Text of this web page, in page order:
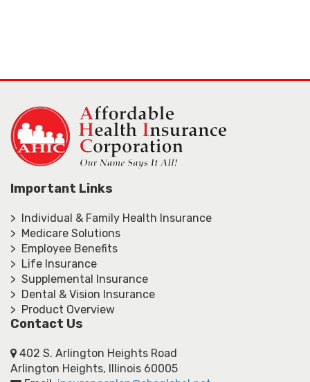
Important Links
> Individual & Family Health Insurance
> Medicare Solutions
> Employee Benefits
> Life Insurance
> Supplemental Insurance
> Dental & Vision Insurance
> Product Overview
Contact Us
402 S. Arlington Heights Road
Arlington Heights, Illinois 60005